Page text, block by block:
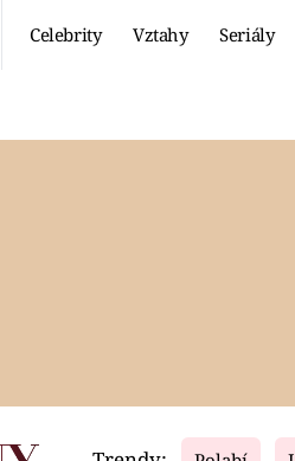
Celebrity Vztahy Seriály